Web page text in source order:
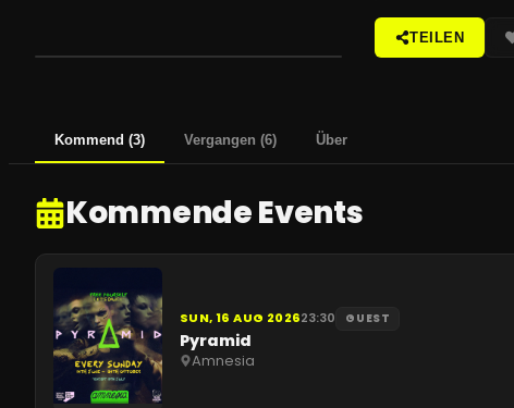
TEILEN
Kommend (3) Vergangen (6) Über
Kommende Events
SUN, 16 AUG 202623:30 GUEST
Pyramid
Amnesia